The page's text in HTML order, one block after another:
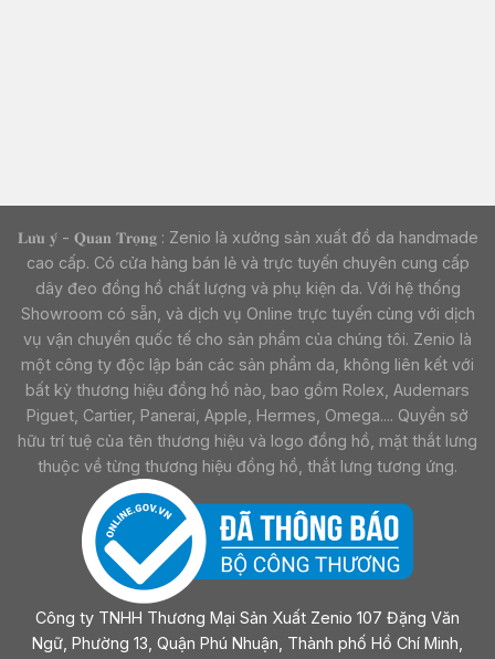
𝐋𝐮̛𝐮 𝐲́ - 𝐐𝐮𝐚𝐧 𝐓𝐫𝐨̣𝐧𝐠 : Zenio là xưởng sản xuất đồ da handmade
cao cấp. Có cửa hàng bán lẻ và trực tuyến chuyên cung cấp
dây đeo đồng hồ chất lượng và phụ kiện da. Với hệ thống
Showroom có sẵn, và dịch vụ Online trực tuyến cùng với dịch
vụ vận chuyển quốc tế cho sản phẩm của chúng tôi. Zenio là
một công ty độc lập bán các sản phẩm da, không liên kết với
bất kỳ thương hiệu đồng hồ nào, bao gồm Rolex, Audemars
Piguet, Cartier, Panerai, Apple, Hermes, Omega.... Quyền sở
hữu trí tuệ của tên thương hiệu và logo đồng hồ, mặt thắt lưng
thuộc về từng thương hiệu đồng hồ, thắt lưng tương ứng.
Công ty TNHH Thương Mại Sản Xuất Zenio 107 Đặng Văn
Ngữ, Phường 13, Quận Phú Nhuận, Thành phố Hồ Chí Minh,